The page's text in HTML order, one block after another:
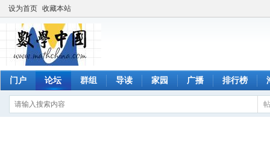
设为首页 收藏本站
门户 论坛 群组 导读 家园 广播 排行榜